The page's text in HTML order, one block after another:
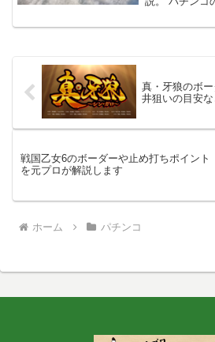
で、転ばぬ先
真・牙狼のボ
井狙いの目安
戦国乙女6のボーダーや止め打ちポイント
を元プロが解説します
ホーム パチンコ